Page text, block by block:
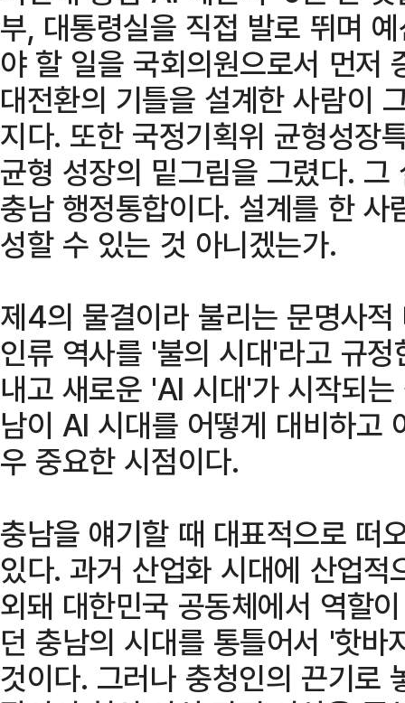
부, 대통령실을 직접 발로 뛰며
야 할 일을 국회의원으로서 먼저
대전환의 기틀을 설계한 사람이
지다. 또한 국정기획위 균형성장
균형 성장의 밑그림을 그렸다. 그
충남 행정통합이다. 설계를 한
성할 수 있는 것 아니겠는가.
제4의 물결이라 불리는 문명사
인류 역사를 '불의 시대'라고 규
내고 새로운 'AI 시대'가 시작되
남이 AI 시대를 어떻게 대비하고
우 중요한 시점이다.
충남을 얘기할 때 대표적으로 떠
있다. 과거 산업화 시대에 산업
외돼 대한민국 공동체에서 역할
던 충남의 시대를 통틀어서 '핫
것이다. 그러나 충청인의 끈기로